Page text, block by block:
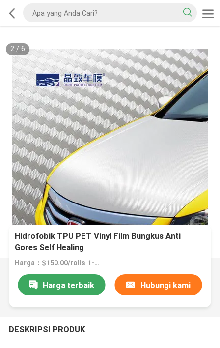
2/ 6
Hidrofobik TPU PET Vinyl Film Bungkus Anti
Gores Self Healing
Harga：$150.00/rolls 1-14 rolls
Harga terbaik Hubungi kami
DESKRIPSI PRODUK